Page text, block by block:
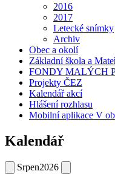
2016
2017
Letecké snímky
Archiv
Obec a okolí
Základní škola a
FONDY MALÝCH
Projekty ČEZ
Kalendář akcí
Hlášení rozhlasu
Mobilní aplikace V
Kalendář
Srpen2026